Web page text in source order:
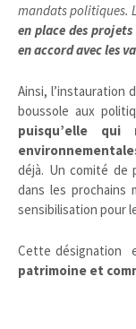
mandats politiques.
en place des
en accord avec les
Ainsi, l’instauration
boussole aux
puisqu’elle qui
déjà. Un comité de
dans les prochains
sensibilisation pour
Cette désignation
patrimoine et